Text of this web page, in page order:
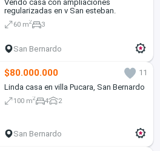
Vendo casa con ampliaciones
regularizadas en v San esteban.
60 m2 3
San Bernardo
$80.000.000
11
Linda casa en villa Pucara, San Bernardo
100 m2 4 2
San Bernardo